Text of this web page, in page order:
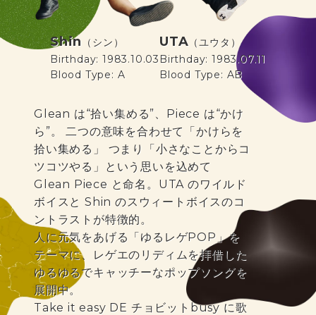
Shin （シン）
Birthday: 1983.10.03
Blood Type: A
UTA （ユウタ）
Birthday: 1983.07.11
Blood Type: AB
Glean は“拾い集める”、Piece は“かけ
ら”。 二つの意味を合わせて「かけらを
拾い集める」 つまり「小さなことからコ
ツコツやる」という思いを込めて
Glean Piece と命名。UTA のワイルド
ボイスと Shin のスウィートボイスのコ
ントラストが特徴的。
人に元気をあげる「ゆるレゲPOP」を
テーマに、レゲエのリディムを拝借した
ゆるゆるでキャッチーなポップソングを
展開中。
Take it easy DE チョビットbusy に歌